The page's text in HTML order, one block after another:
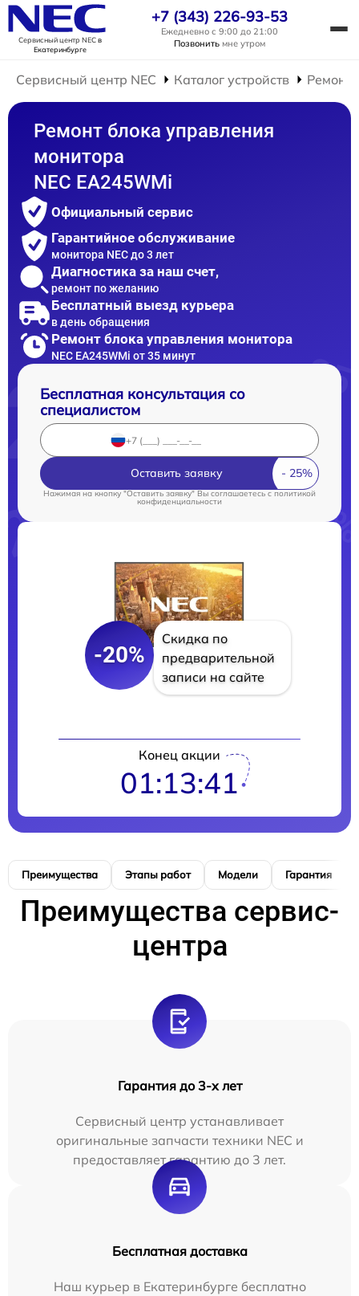
Сервисный центр NECв
Екатеринбурге
+7 (343) 226-93-53
Ежедневно с 9:00 до 21:00
Позвонить мне утром
Сервисный центр NEC Каталог устройств Ремонт
Ремонт блока управления
монитора
NEC EA245WMi
Официальный сервис
Гарантийное обслуживание
монитора NEC до 3 лет
Диагностика за наш счет,
ремонт по желанию
Бесплатный выезд курьера
в день обращения
Ремонт блока управления монитора
NEC EA245WMi от 35 минут
Бесплатная консультация со
специалистом
Оставить заявку
Нажимая на кнопку "Оставить заявку" Вы соглашаетесь cполитикой
конфиденциальности
-20%
Скидка по
предварительной
записи на сайте
Конец акции
01:13:40
Преимущества Этапы работ Модели Гарантия
Преимущества сервис-
центра
Гарантия до 3-х лет
Сервисный центр устанавливает
оригинальные запчасти техники NEC и
предоставляет гарантию до 3 лет.
Бесплатная доставка
Наш курьер в Екатеринбурге бесплатно